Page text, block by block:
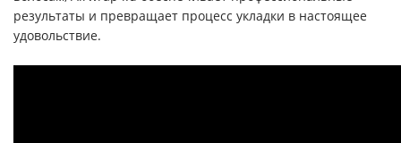
результаты и превращает процесс укладки в настоящее
удовольствие.